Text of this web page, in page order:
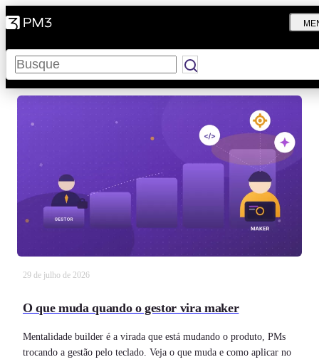
Pesquisar
29 de julho de 2026
O que muda quando o gestor vira maker
Mentalidade builder é a virada que está mudando o produto, PMs
trocando a gestão pelo teclado. Veja o que muda e como aplicar no